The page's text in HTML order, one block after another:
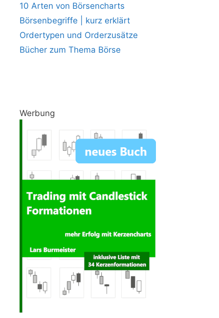
10 Arten von Börsencharts
Börsenbegriffe | kurz erklärt
Ordertypen und Orderzusätze
Bücher zum Thema Börse
Werbung